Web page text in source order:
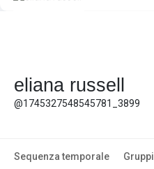
eliana russell
@1745327548545781_3899
Sequenza temporale Gruppi